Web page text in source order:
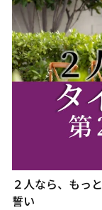
２人なら、もっ
誓い